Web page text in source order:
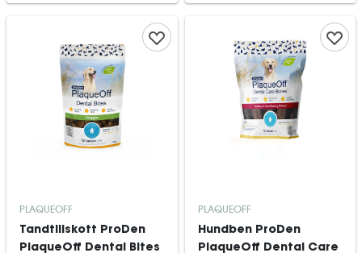
PLAQUEOFF
Tandtillskott ProDen
PlaqueOff Dental Bites
PLAQUEOFF
Hundben ProDen
PlaqueOff Dental Care